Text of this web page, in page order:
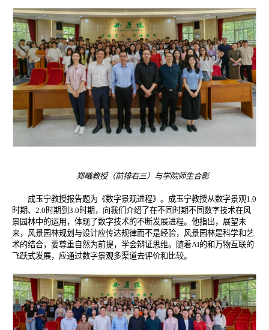
郑曦教授（前排右三）与学院师生合影
成玉宁教授报告题为《数字景观进程》。成玉宁教授从数字景观1.0
时期、 2.0 时期到 3.0 时期，向我们介绍了在不同时期不同数字技术在风
景园林中的运用，体现了数字技术的不断发展进程。他指出，展望未
来，风景园林规划与设计应传达规律而不是经验，风景园林是科学和艺
术的结合，要尊重自然为前提，学会辩证思维。随着AI的和万物互联的
飞跃式发展，应通过数字景观多渠道去评价和比较。